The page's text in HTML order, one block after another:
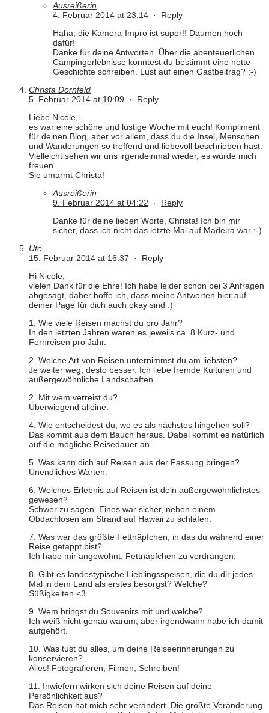
Ausreißerin
4. Februar 2014 at 23:14 · Reply
Haha, die Kamera-Impro ist super!! Daumen hoch
dafür!
Danke für deine Antworten. Über die abenteuerlichen
Campingerlebnisse könntest du bestimmt eine nette
Geschichte schreiben. Lust auf einen Gastbeitrag? ;-)
Christa Dornfeld
5. Februar 2014 at 10:09 · Reply
Liebe Nicole,
es war eine schöne und lustige Woche mit euch! Kompliment
für deinen Blog, aber vor allem, dass du die Insel, Menschen
und Wanderungen so treffend und liebevoll beschrieben hast.
Vielleicht sehen wir uns irgendeinmal wieder, es würde mich
freuen.
Sie umarmt Christa!
Ausreißerin
9. Februar 2014 at 04:22 · Reply
Danke für deine lieben Worte, Christa! Ich bin mir
sicher, dass ich nicht das letzte Mal auf Madeira war :-)
Ute
15. Februar 2014 at 16:37 · Reply
Hi Nicole,
vielen Dank für die Ehre! Ich habe leider schon bei 3 Anfragen
abgesagt, daher hoffe ich, dass meine Antworten hier auf
deiner Page für dich auch okay sind :)
1. Wie viele Reisen machst du pro Jahr?
In den letzten Jahren waren es jeweils ca. 8 Kurz- und
Fernreisen pro Jahr.
2. Welche Art von Reisen unternimmst du am liebsten?
Je weiter weg, desto besser. Ich liebe fremde Kulturen und
außergewöhnliche Landschaften.
2. Mit wem verreist du?
Überwiegend alleine.
4. Wie entscheidest du, wo es als nächstes hingehen soll?
Das kommt aus dem Bauch heraus. Dabei kommt es natürlich
auf die mögliche Reisedauer an.
5. Was kann dich auf Reisen aus der Fassung bringen?
Unendliches Warten.
6. Welches Erlebnis auf Reisen ist dein außergewöhnlichstes
gewesen?
Schwer zu sagen. Eines war sicher, neben einem
Obdachlosen am Strand auf Hawaii zu schlafen.
7. Was war das größte Fettnäpfchen, in das du während einer
Reise getappt bist?
Ich habe mir angewöhnt, Fettnäpfchen zu verdrängen.
8. Gibt es landestypische Lieblingsspeisen, die du dir jedes
Mal in dem Land als erstes besorgst? Welche?
Süßigkeiten <3
9. Wem bringst du Souvenirs mit und welche?
Ich weiß nicht genau warum, aber irgendwann habe ich damit
aufgehört.
10. Was tust du alles, um deine Reiseerinnerungen zu
konservieren?
Alles! Fotografieren, Filmen, Schreiben!
11. Inwiefern wirken sich deine Reisen auf deine
Persönlichkeit aus?
Das Reisen hat mich sehr verändert. Die größte Veränderung